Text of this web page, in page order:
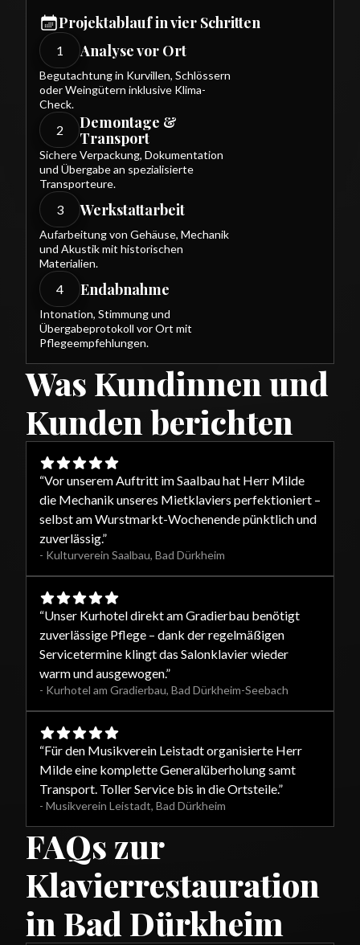
Projektablauf in vier Schritten
1 Analyse vor Ort
Begutachtung in Kurvillen, Schlössern
oder Weingütern inklusive Klima-
Check.
2
Demontage &
Transport
Sichere Verpackung, Dokumentation
und Übergabe an spezialisierte
Transporteure.
3 Werkstattarbeit
Aufarbeitung von Gehäuse, Mechanik
und Akustik mit historischen
Materialien.
4 Endabnahme
Intonation, Stimmung und
Übergabeprotokoll vor Ort mit
Pflegeempfehlungen.
Was Kundinnen und
Kunden berichten
“Vor unserem Auftritt im Saalbau hat Herr Milde
die Mechanik unseres Mietklaviers perfektioniert –
selbst am Wurstmarkt-Wochenende pünktlich und
zuverlässig.”
- Kulturverein Saalbau, Bad Dürkheim
“Unser Kurhotel direkt am Gradierbau benötigt
zuverlässige Pflege – dank der regelmäßigen
Servicetermine klingt das Salonklavier wieder
warm und ausgewogen.”
- Kurhotel am Gradierbau, Bad Dürkheim-Seebach
“Für den Musikverein Leistadt organisierte Herr
Milde eine komplette Generalüberholung samt
Transport. Toller Service bis in die Ortsteile.”
- Musikverein Leistadt, Bad Dürkheim
FAQs zur
Klavierrestauration
in Bad Dürkheim